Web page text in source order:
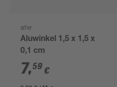
alfer
Aluwinkel 1,5 x 1,5 x
0,1 cm
7,59 €